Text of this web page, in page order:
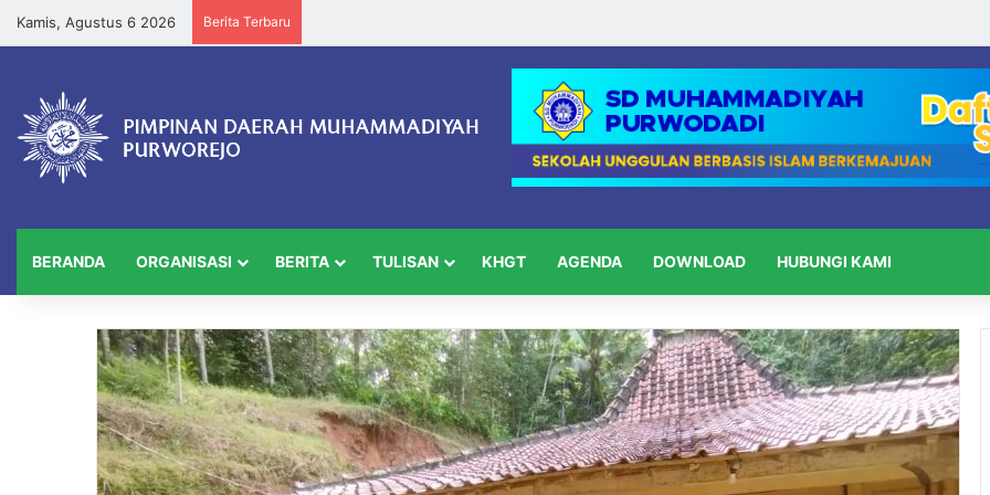
Kamis, Agustus 6 2026 Berita Terbaru
BERANDA ORGANISASI BERITA TULISAN KHGT AGENDA DOWNLOAD HUBUNGI KAMI